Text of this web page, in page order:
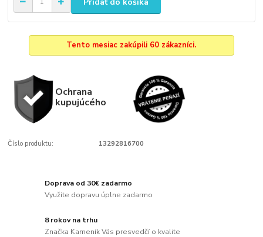
Tento mesiac zakúpili 60 zákazníci.
Ochrana
kupujúcého
Číslo produktu: 13292816700
Doprava od 30€ zadarmo
Využite dopravu úplne zadarmo
8 rokov na trhu
Značka Kameník Vás presvedčí o kvalite